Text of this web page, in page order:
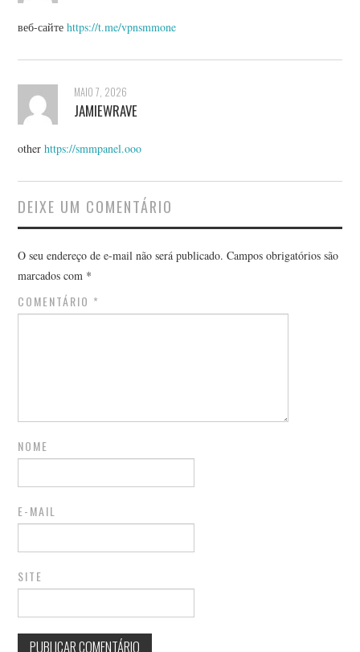
веб-сайтеhttps://t.me/vpnsmmone
MAIO 7, 2026
JAMIEWRAVE
otherhttps://smmpanel.ooo
DEIXE UM COMENTÁRIO
O seu endereço de e-mail não será publicado. Campos obrigatórios são
marcados com *
COMENTÁRIO *
NOME
E-MAIL
SITE